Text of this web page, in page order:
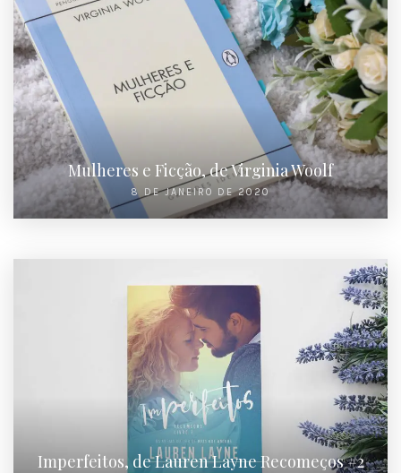
Mulheres e Ficção, de Virginia Woolf
8 DE JANEIRO DE 2020
Imperfeitos, de Lauren Layne Recomeços #2